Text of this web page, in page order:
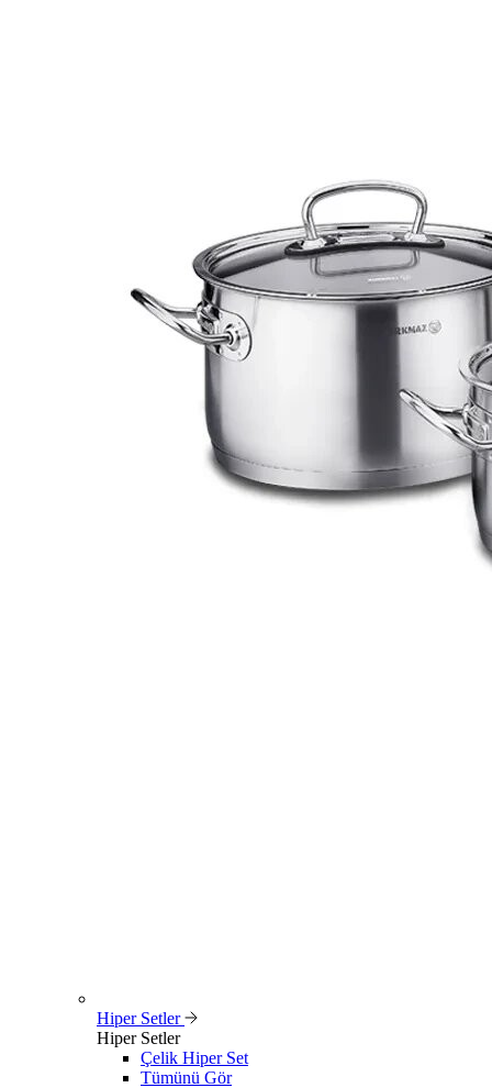
Hiper Setler
Hiper Setler
Çelik Hiper Set
Tümünü Gör